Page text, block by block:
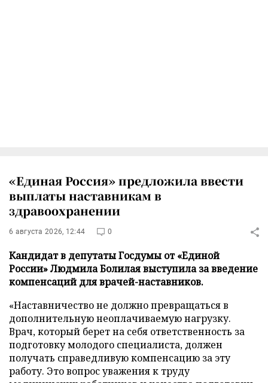
«Единая Россия» предложила ввести
выплаты наставникам в
здравоохранении
6 августа 2026, 12:44 0
Кандидат в депутаты Госдумы от «Единой
России» Людмила Болилая выступила за введение
компенсаций для врачей-наставников.
«Наставничество не должно превращаться в
дополнительную неоплачиваемую нагрузку.
Врач, который берет на себя ответственность за
подготовку молодого специалиста, должен
получать справедливую компенсацию за эту
работу. Это вопрос уважения к труду